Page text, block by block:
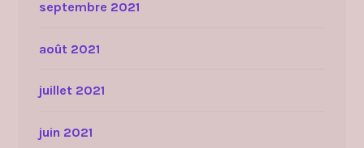
septembre 2021
août 2021
juillet 2021
juin 2021